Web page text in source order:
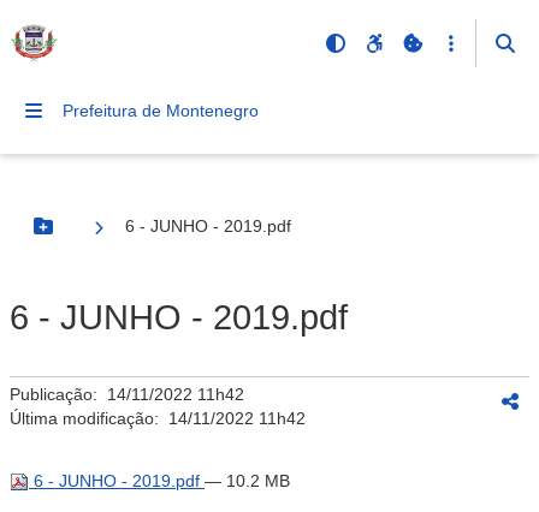
Prefeitura de Montenegro
Botão Menu
6 - JUNHO - 2019.pdf
6 - JUNHO - 2019.pdf
Publicação: 14/11/2022 11h42
Última modificação: 14/11/2022 11h42
6 - JUNHO - 2019.pdf — 10.2 MB